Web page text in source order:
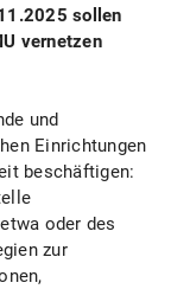
sollen
vernetzen
und
Einrichtungen
beschäftigen:
oder des
zur